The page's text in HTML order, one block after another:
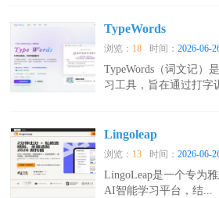
TypeWords
浏览： 18 时间：2026-06-
TypeWords（词文记）
习工具，旨在通过打字
Lingoleap
浏览： 13 时间：2026-06-
LingoLeap是一个专为
AI智能学习平台，结...